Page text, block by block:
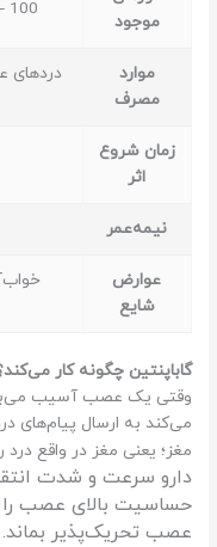
موجود
100 – 300 – 400 – 600 – 800 میلی‌گرم
موارد
مصرف
دردهای
زمان شروع
اثر
نیمه‌عمر
عوارض
شایع
گاباپنتین چگونه کار
وقتی یک عصب آسیب
می‌کند به ارسال پیام‌های
مغز؛ یعنی مغز در واقع
دارو سرعت و شدت
حساسیت بالای عصب
عصب تحریک‌پذیر بماند.